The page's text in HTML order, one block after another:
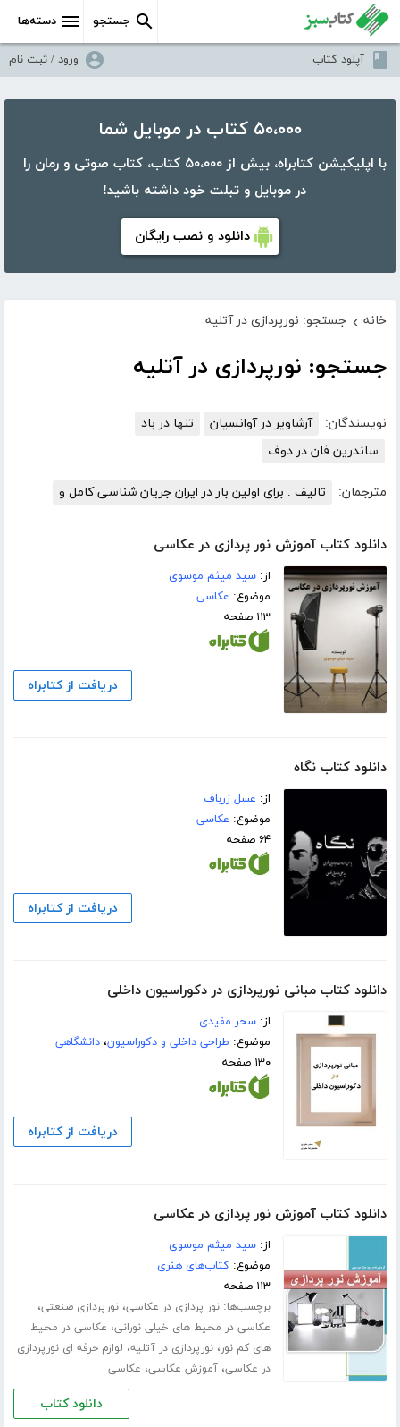
دسته‌ها جستجو
آپلود کتاب ورود / ثبت نام
۵۰،۰۰۰ کتاب در موبایل شما
با اپلیکیشن کتابراه، بیش از ۵۰،۰۰۰ کتاب، کتاب صوتی و رمان را
در موبایل و تبلت خود داشته باشید!
دانلود و نصب رایگان
خانه › جستجو: نورپردازی در آتلیه
جستجو: نورپردازی در آتلیه
نویسندگان: آرشاویر در آوانسیان
تنها در باد
ساندرین فان در دوف
مترجمان: تالیف . برای اولین بار در ایران جریان شناسی کامل و
دانلود کتاب آموزش نور پردازی در عکاسی
از:سید میثم موسوی
موضوع: عکاسی
۱۱۳ صفحه
دریافت از کتابراه
دانلود کتاب نگاه
از: عسل زرباف
موضوع: عکاسی
۶۴ صفحه
دریافت از کتابراه
دانلود کتاب مبانی نورپردازی در دکوراسیون داخلی
از:سحر مفیدی
موضوع: طراحی داخلی و دکوراسیون،دانشگاهی
۱۳۰ صفحه
دریافت از کتابراه
دانلود کتاب آموزش نور پردازی در عکاسی
از:سید میثم موسوی
موضوع:کتاب‌های هنری
۱۱۳ صفحه
برچسب‌ها:نور پردازی در عکاسی،نورپردازی صنعتی،
عکاسی در محیط های خیلی نورانی، عکاسی در محیط
های کم نور،نورپردازی در آتلیه، لوازم حرفه ای نورپردازی
در عکاسی،آموزش عکاسی، عکاسی
دانلود کتاب